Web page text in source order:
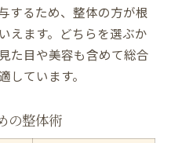
するため、整体の方が根
えます。どちらを選ぶか
た目や美容も含めて総合
しています。
の整体術